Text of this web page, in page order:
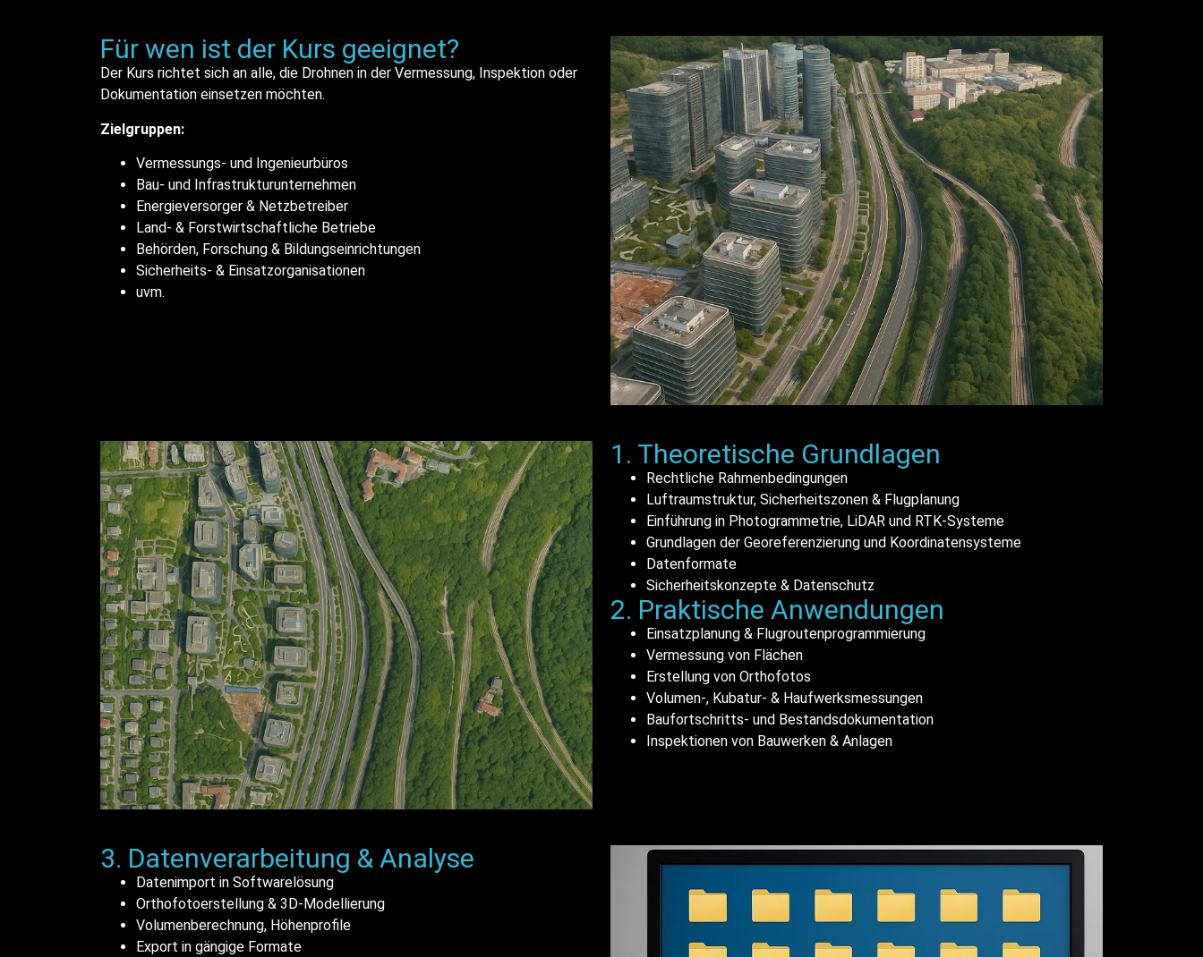
Für wen ist der Kurs geeignet?
Der Kurs richtet sich an alle, die Drohnen in der Vermessung, Inspektion oder
Dokumentation einsetzen möchten.
Zielgruppen:
Vermessungs- und Ingenieurbüros
Bau- und Infrastrukturunternehmen
Energieversorger & Netzbetreiber
Land- & Forstwirtschaftliche Betriebe
Behörden, Forschung & Bildungseinrichtungen
Sicherheits- & Einsatzorganisationen
uvm.
1. Theoretische Grundlagen
Rechtliche Rahmenbedingungen
Luftraumstruktur, Sicherheitszonen & Flugplanung
Einführung in Photogrammetrie, LiDAR und RTK-Systeme
Grundlagen der Georeferenzierung und Koordinatensysteme
Datenformate
Sicherheitskonzepte & Datenschutz
2. Praktische Anwendungen
Einsatzplanung & Flugroutenprogrammierung
Vermessung von Flächen
Erstellung von Orthofotos
Volumen-, Kubatur- & Haufwerksmessungen
Baufortschritts- und Bestandsdokumentation
Inspektionen von Bauwerken & Anlagen
3. Datenverarbeitung & Analyse
Datenimport in Softwarelösung
Orthofotoerstellung & 3D-Modellierung
Volumenberechnung, Höhenprofile
Export in gängige Formate